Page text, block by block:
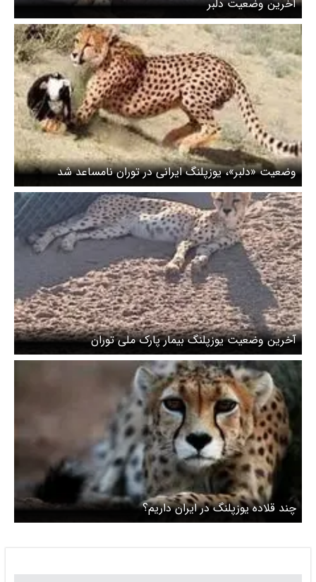
آخرین وضعیت دلبر
وضعیت «دلبر»، یوزپلنگ ایرانی در توران نامساعد شد
آخرین وضعیت یوزپلنگ بیمار پارک ملی توران
چند قلاده یوزپلنگ در ایران داریم؟